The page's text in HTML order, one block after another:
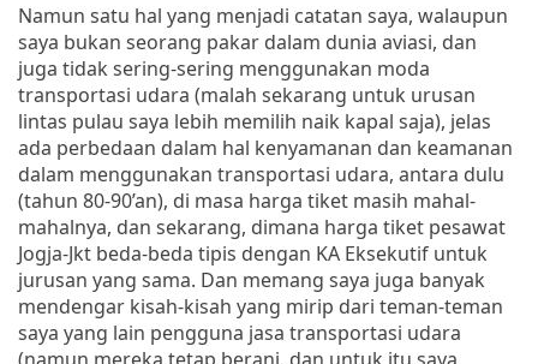
Namun satu hal yang menjadi catatan saya, walaupun
saya bukan seorang pakar dalam dunia aviasi, dan
juga tidak sering-sering menggunakan moda
transportasi udara (malah sekarang untuk urusan
lintas pulau saya lebih memilih naik kapal saja), jelas
ada perbedaan dalam hal kenyamanan dan keamanan
dalam menggunakan transportasi udara, antara dulu
(tahun 80-90’an), di masa harga tiket masih mahal-
mahalnya, dan sekarang, dimana harga tiket pesawat
Jogja-Jkt beda-beda tipis dengan KA Eksekutif untuk
jurusan yang sama. Dan memang saya juga banyak
mendengar kisah-kisah yang mirip dari teman-teman
saya yang lain pengguna jasa transportasi udara
(namun mereka tetap berani, dan untuk itu saya